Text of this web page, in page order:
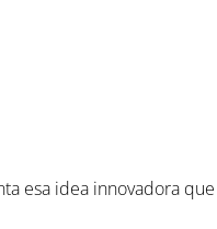
esa idea innovadora